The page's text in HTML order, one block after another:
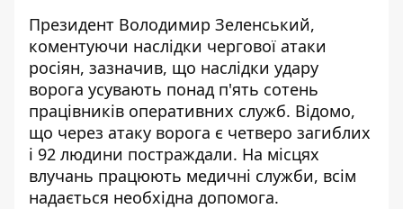
Президент Володимир Зеленський,
коментуючи наслідки чергової атаки
росіян, зазначив, що наслідки удару
ворога усувають понад п'ять сотень
працівників оперативних служб. Відомо,
що через атаку ворога є четверо загиблих
і 92 людини постраждали. На місцях
влучань працюють медичні служби, всім
надається необхідна допомога.